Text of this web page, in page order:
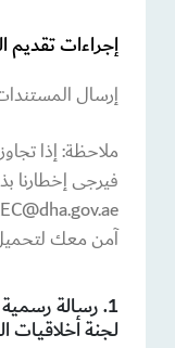
إجراءات تقديم
إرسال المستندات
فيرجى إخطارنا
آمن معك
1. رسالة
لجنة